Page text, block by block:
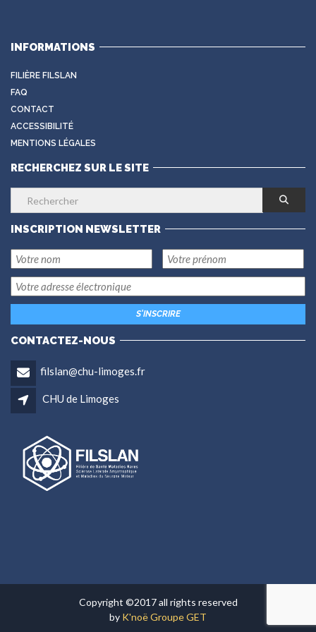
INFORMATIONS
FILIÈRE FILSLAN
FAQ
CONTACT
ACCESSIBILITÉ
MENTIONS LÉGALES
RECHERCHEZ SUR LE SITE
INSCRIPTION NEWSLETTER
CONTACTEZ-NOUS
filslan@chu-limoges.fr
CHU de Limoges
Copyright ©2017 all rights reserved
by K'noë Groupe GET